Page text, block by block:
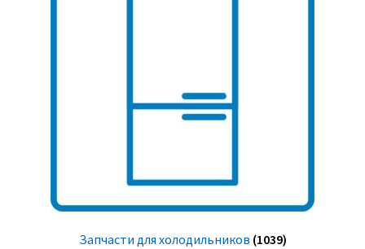
Запчасти для холодильников (1039)